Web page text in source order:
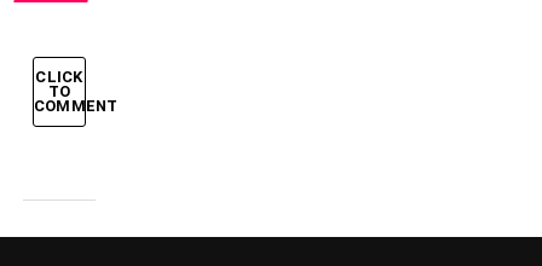
CLICK
TO
COMMENT